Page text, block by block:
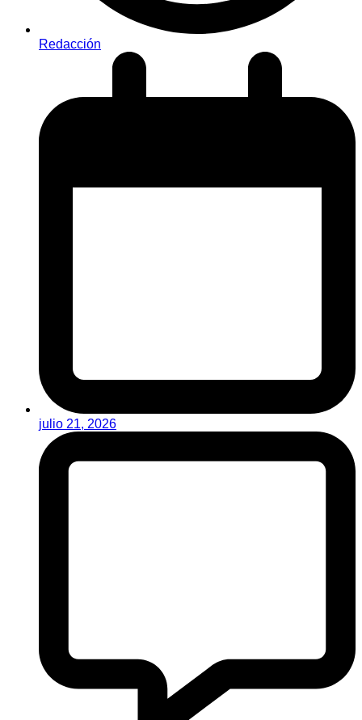
Redacción
julio 21, 2026